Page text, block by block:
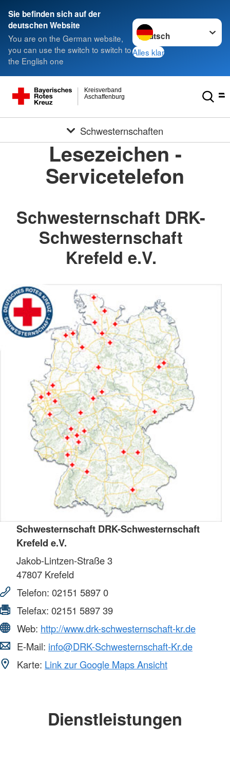
Sie befinden sich auf der
deutschen Website
You are on the German website,
you can use the switch to switch to
the English one
Sprache wechseln zu
Alles klar
Aschaffenburg
Kreisverband
Schwesternschaften
Lesezeichen -
Servicetelefon
Schwesternschaft DRK-
Schwesternschaft
Krefeld e.V.
Schwesternschaft DRK-Schwesternschaft
Krefeld e.V.
Jakob-Lintzen-Straße 3
47807 Krefeld
Telefon: 02151 5897 0
Telefax: 02151 5897 39
Web: http://www.drk-schwesternschaft-kr.de
E-Mail: info@DRK-Schwesternschaft-Kr.de
Karte: Link zur Google Maps Ansicht
Dienstleistungen